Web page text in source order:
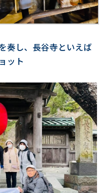
奏し、長谷寺といえば
ット